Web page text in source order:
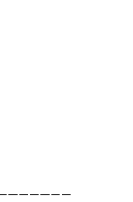
ーーーーーー